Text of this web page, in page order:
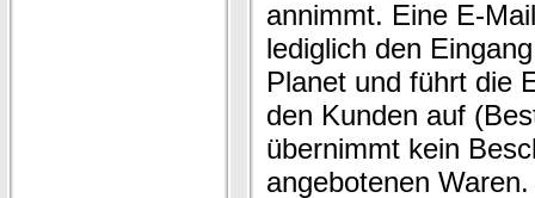
annimmt. Eine E-
lediglich den
Planet und führt die
den Kunden auf
übernimmt kein
angebotenen